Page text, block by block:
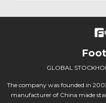
GLOBAL
The company was founded in
manufacturer of China made